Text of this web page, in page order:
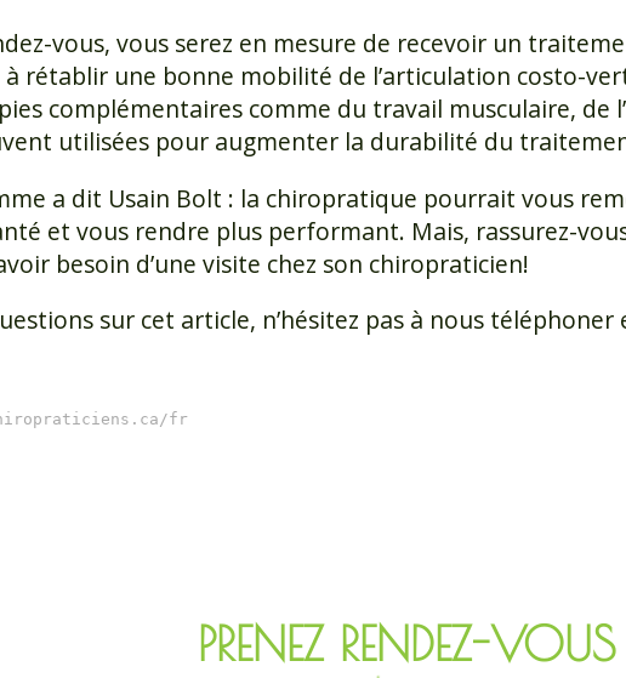
vous, vous serez en mesure de recevoir un
rétablir une bonne mobilité de l’articulation costo-
complémentaires comme du travail musculaire, de
utilisées pour augmenter la durabilité du
a dit Usain Bolt : la chiropratique pourrait vous
et vous rendre plus performant. Mais, rassurez-
besoin d’une visite chez son chiropraticien!
sur cet article, n’hésitez pas à nous
fr
PRENEZ RENDEZ-VOUS